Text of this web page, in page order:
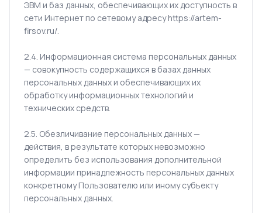
ЭВМ и баз данных, обеспечивающих их доступность в
сети Интернет по сетевому адресу https://artem-
firsov.ru/.
2.4. Информационная система персональных данных
— совокупность содержащихся в базах данных
персональных данных и обеспечивающих их
обработку информационных технологий и
технических средств.
2.5. Обезличивание персональных данных —
действия, в результате которых невозможно
определить без использования дополнительной
информации принадлежность персональных данных
конкретному Пользователю или иному субъекту
персональных данных.